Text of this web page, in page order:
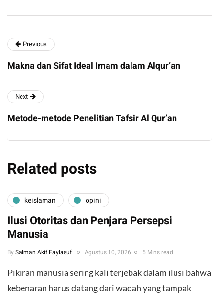
Previous
Makna dan Sifat Ideal Imam dalam Alqur’an
Next
Metode-metode Penelitian Tafsir Al Qur’an
Related posts
keislaman opini
Ilusi Otoritas dan Penjara Persepsi
Manusia
By Salman Akif Faylasuf Agustus 10, 2026 5 Mins read
Pikiran manusia sering kali terjebak dalam ilusi bahwa
kebenaran harus datang dari wadah yang tampak